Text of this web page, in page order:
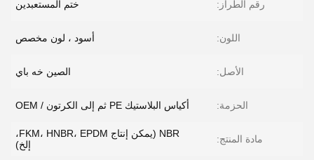
رقم الطراز: ختم المستعبدين
اللون: أسود ، لون مخصص
الأصل: الصين خه باي
الحزمة: أكياس البلاستيك PE ثم إلى الكرتون / OEM
مادة المنتج:
NBR (يمكن إنتاج FKM، HNBR، EPDM،
إلخ)